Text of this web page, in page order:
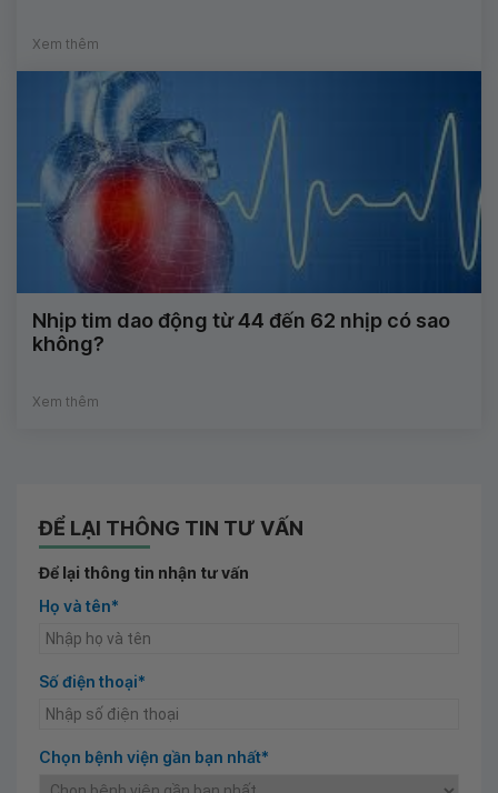
Xem thêm
Nhịp tim dao động từ 44 đến 62 nhịp có sao
không?
Xem thêm
ĐỂ LẠI THÔNG TIN TƯ VẤN
Để lại thông tin nhận tư vấn
Họ và tên*
Số điện thoại*
Chọn bệnh viện gần bạn nhất*